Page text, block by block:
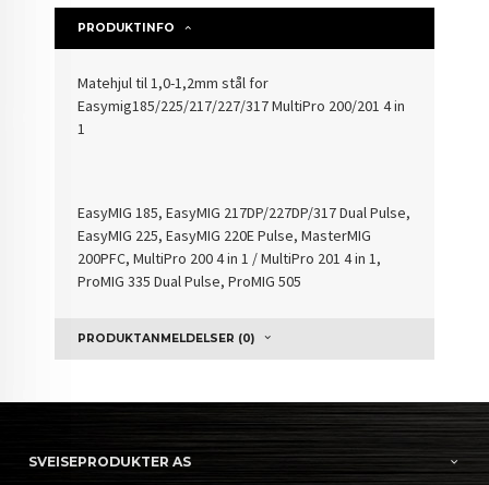
PRODUKTINFO
Matehjul til 1,0-1,2mm stål for
Easymig185/225/217/227/317 MultiPro 200/201 4 in
1
EasyMIG 185, EasyMIG 217DP/227DP/317 Dual Pulse,
EasyMIG 225, EasyMIG 220E Pulse, MasterMIG
200PFC, MultiPro 200 4 in 1 / MultiPro 201 4 in 1,
ProMIG 335 Dual Pulse, ProMIG 505
PRODUKTANMELDELSER (0)
SVEISEPRODUKTER AS